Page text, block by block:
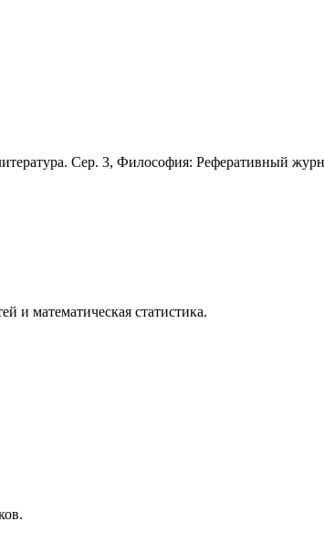
Сер. 3, Философия: Реферативный
и математическая статистика.